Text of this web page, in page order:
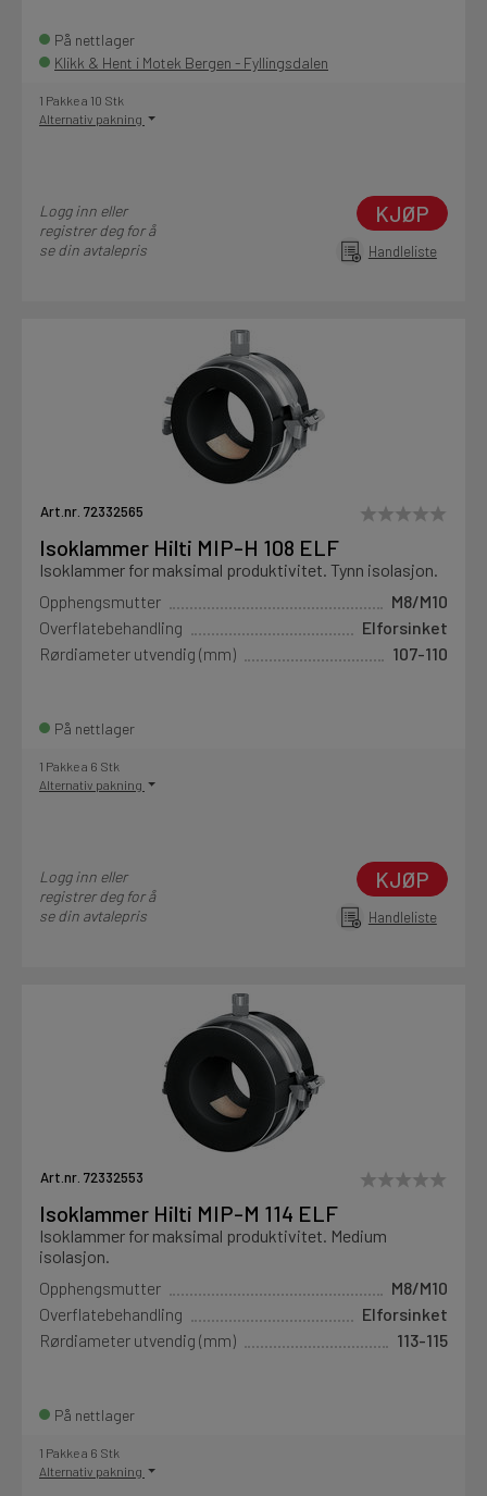
På nettlager
Klikk & Hent i Motek Bergen - Fyllingsdalen
1 Pakke a 10 Stk
Alternativ pakning
Logg inn eller
registrer deg for å
se din avtalepris
KJØP
Handleliste
Art.nr. 72332565
Isoklammer Hilti MIP-H 108 ELF
Isoklammer for maksimal produktivitet. Tynn isolasjon.
Opphengsmutter
M8/M10
Overflatebehandling
Elforsinket
Rørdiameter utvendig (mm)
107-110
På nettlager
1 Pakke a 6 Stk
Alternativ pakning
Logg inn eller
registrer deg for å
se din avtalepris
KJØP
Handleliste
Art.nr. 72332553
Isoklammer Hilti MIP-M 114 ELF
Isoklammer for maksimal produktivitet. Medium
isolasjon.
Opphengsmutter
M8/M10
Overflatebehandling
Elforsinket
Rørdiameter utvendig (mm)
113-115
På nettlager
1 Pakke a 6 Stk
Alternativ pakning